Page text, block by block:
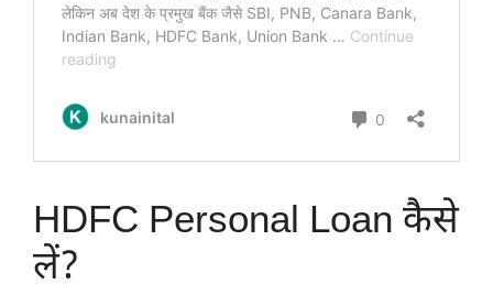
HDFC Personal Loan कैसे
लें?